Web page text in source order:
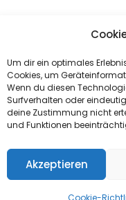
Um dir ein optimales
Cookies, um
Wenn du diesen
Surfverhalten oder
deine Zustimmung nicht
und Funktionen
Akzeptieren
Cookie-
DAS STEHT AN